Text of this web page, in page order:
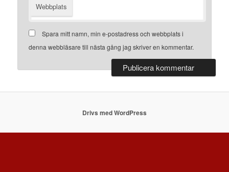
Webbplats
Spara mitt namn, min e-postadress och webbplats i
denna webbläsare till nästa gång jag skriver en kommentar.
Drivs med WordPress